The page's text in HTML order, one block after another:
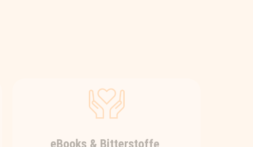
Beyer ans Herz – fundiertesWissen
kompakt & immer
gesundheitsrelevant! Und wer mehr
darüber erfahren möchte, warum
Ernährung von so großer Bedeutung